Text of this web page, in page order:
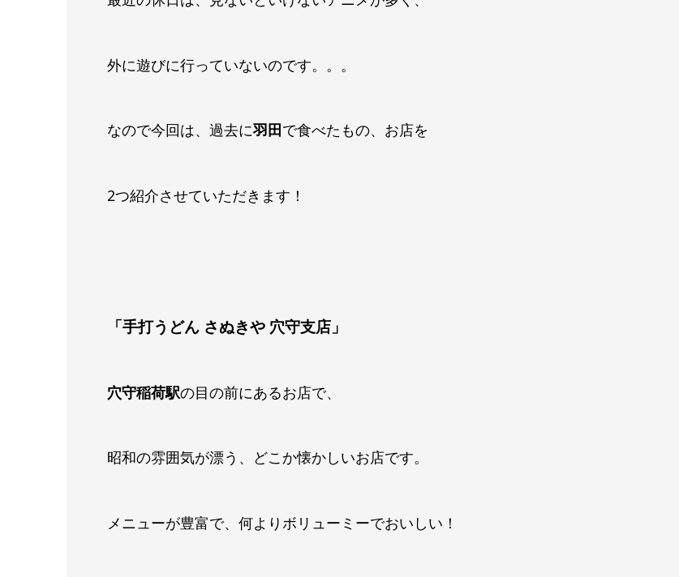
外に遊びに行っていないのです。。。
なので今回は、過去に羽田で食べたもの、お店を
2つ紹介させていただきます！
「手打うどん さぬきや 穴守支店」
穴守稲荷駅の目の前にあるお店で、
昭和の雰囲気が漂う、どこか懐かしいお店です。
メニューが豊富で、何よりボリューミーでおいしい！